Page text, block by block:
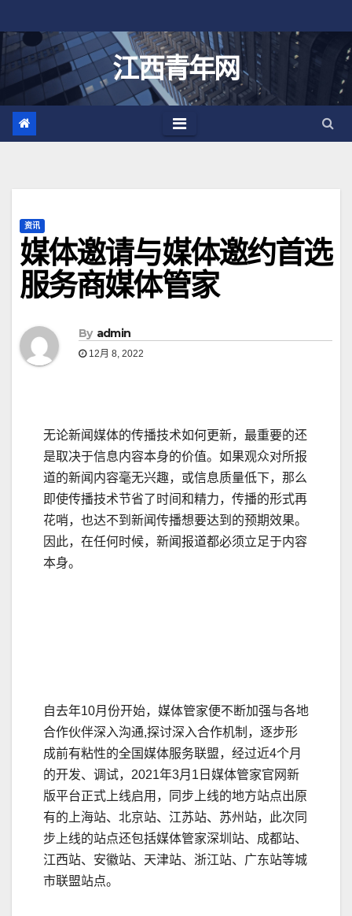
至
江西青年网
资讯
媒体邀请与媒体邀约首选
服务商媒体管家
By admin
12月 8, 2022
无论新闻媒体的传播技术如何更新，最重要的还
是取决于信息内容本身的价值。如果观众对所报
道的新闻内容毫无兴趣，或信息质量低下，那么
即使传播技术节省了时间和精力，传播的形式再
花哨，也达不到新闻传播想要达到的预期效果。
因此，在任何时候，新闻报道都必须立足于内容
本身。
自去年10月份开始，媒体管家便不断加强与各地
合作伙伴深入沟通,探讨深入合作机制，逐步形
成前有粘性的全国媒体服务联盟，经过近4个月
的开发、调试，2021年3月1日媒体管家官网新
版平台正式上线启用，同步上线的地方站点出原
有的上海站、北京站、江苏站、苏州站，此次同
步上线的站点还包括媒体管家深圳站、成都站、
江西站、安徽站、天津站、浙江站、广东站等城
市联盟站点。